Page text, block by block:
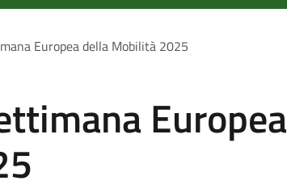
Europea della Mobilità 2025
Europea